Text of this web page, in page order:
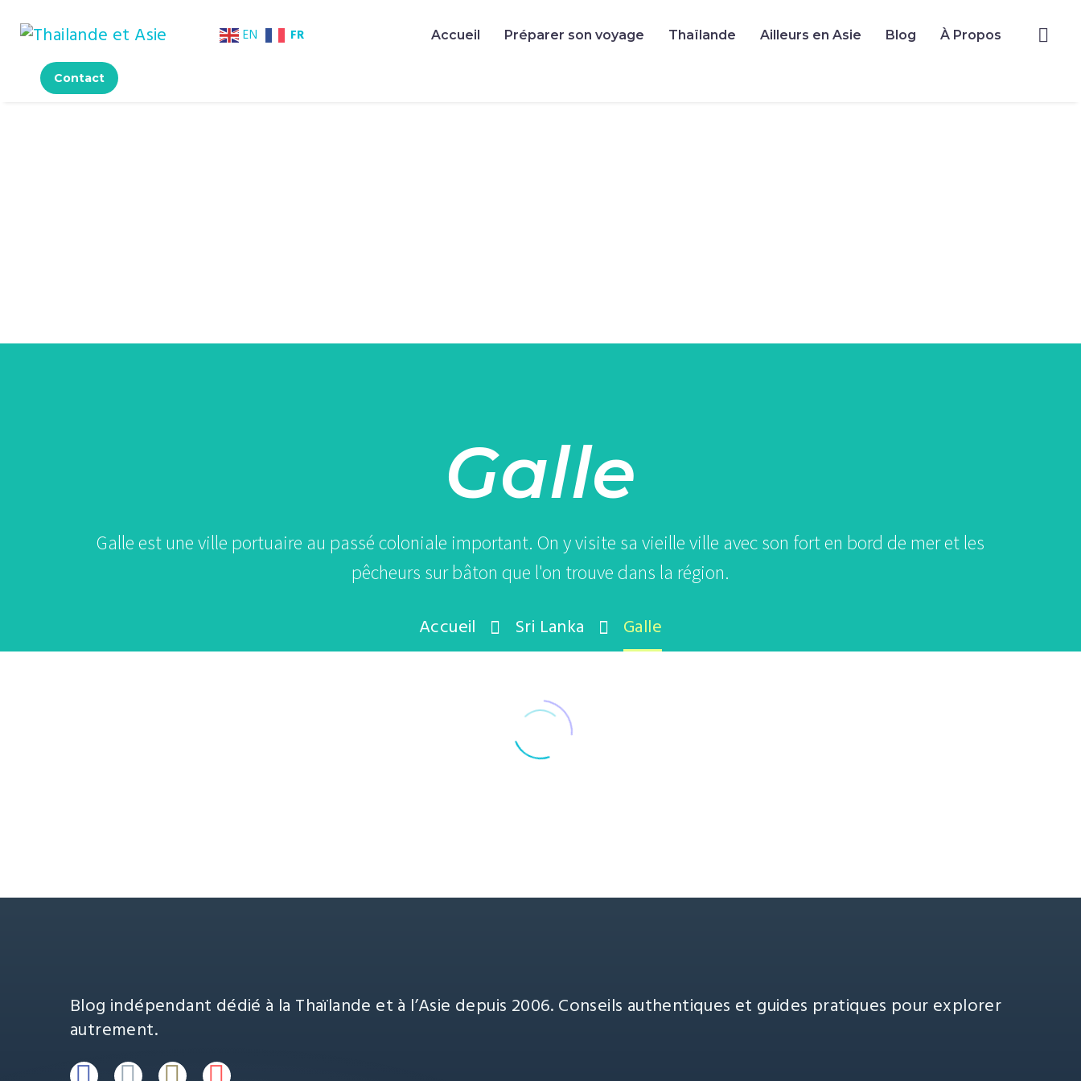
EN FR Accueil Préparer son voyage Thaïlande Ailleurs en Asie Blog À Propos
Contact
Galle
Galle est une ville portuaire au passé coloniale important. On y visite sa vieille ville avec son fort en bord de mer et les
pêcheurs sur bâton que l'on trouve dans la région.
Accueil Sri Lanka Galle
Blog indépendant dédié à la Thaïlande et à l’Asie depuis 2006. Conseils authentiques et guides pratiques pour explorer
autrement.